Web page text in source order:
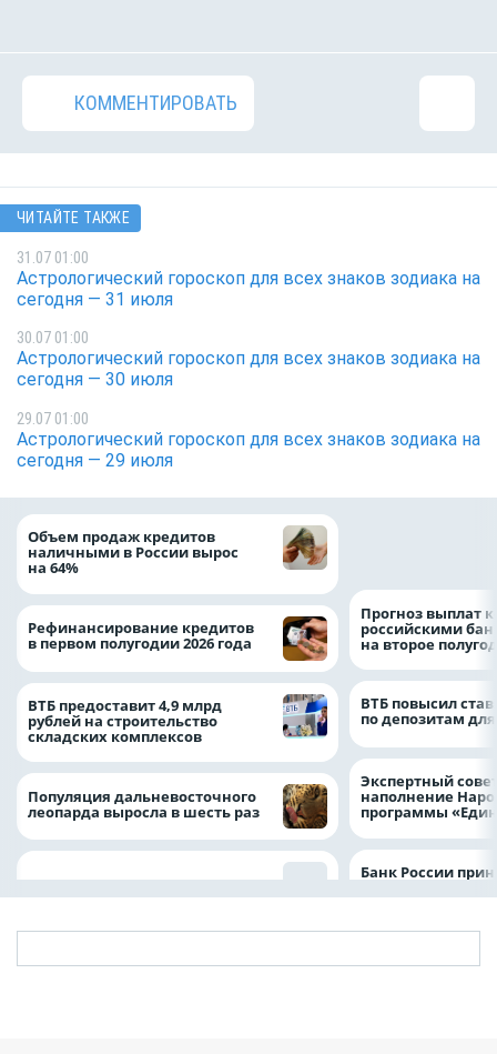
КОММЕНТИРОВАТЬ
ЧИТАЙТЕ ТАКЖЕ
31.07 01:00
Астрологический гороскоп для всех знаков зодиака на
сегодня — 31 июля
30.07 01:00
Астрологический гороскоп для всех знаков зодиака на
сегодня — 30 июля
29.07 01:00
Астрологический гороскоп для всех знаков зодиака на
сегодня — 29 июля
Объем продаж кредитов
наличными в России вырос
на 64%
Рефинансирование кредитов
в первом полугодии 2026 года
ВТБ предоставит 4,9 млрд
рублей на строительство
складских комплексов
Популяция дальневосточного
леопарда выросла в шесть раз
Прогноз выплат
российскими
на второе
ВТБ повысил
по депозитам
Экспертный
наполнение
программы
Банк России